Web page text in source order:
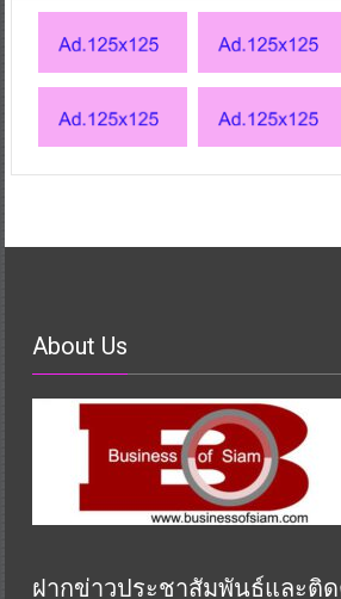
About Us
ฝากข่าวประชาสัมพันธ์และติ